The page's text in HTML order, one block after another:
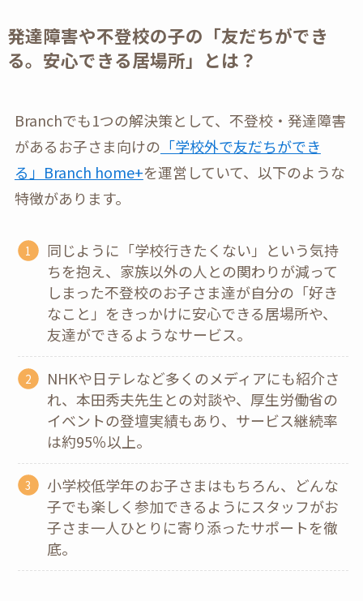
発達障害や不登校の子の「友だちができ
る。安心できる居場所」とは？
Branchでも1つの解決策として、不登校・発達障害
があるお子さま向けの 「学校外で友だちができ
る」Branch home+を運営していて、以下のような
特徴があります。
同じように「学校行きたくない」という気持
ちを抱え、家族以外の人との関わりが減って
しまった不登校のお子さま達が自分の「好き
なこと」をきっかけに安心できる居場所や、
友達ができるようなサービス。
NHKや日テレなど多くのメディアにも紹介さ
れ、本田秀夫先生との対談や、厚生労働省の
イベントの登壇実績もあり、サービス継続率
は約95％以上。
小学校低学年のお子さまはもちろん、どんな
子でも楽しく参加できるようにスタッフがお
子さま一人ひとりに寄り添ったサポートを徹
底。